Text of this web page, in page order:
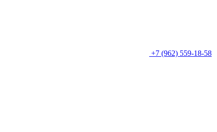
+7 (962) 559-18-58